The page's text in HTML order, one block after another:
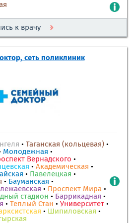
к врачу
сеть поликлиник
• Таганская (кольцевая) •
Молодежная •
Вернадского •
• Академическая •
• Павелецкая •
• Бауманская •
• Проспект Мира •
стадион • Баррикадная •
• Теплый Стан • Университет •
• Шипиловская •